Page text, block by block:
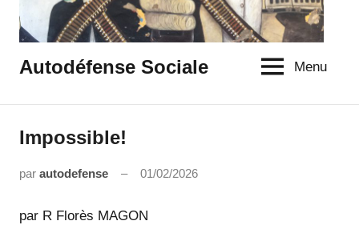
Autodéfense Sociale Menu
IDEES
Impossible!
par autodefense 01/02/2026
par R Florès MAGON